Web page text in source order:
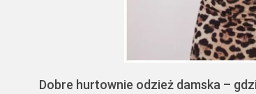
Dobre hurtownie odzież damska –